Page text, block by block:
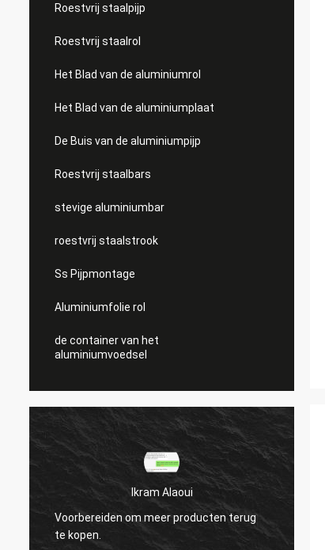
Roestvrij staalpijp
Roestvrij staalrol
Het Blad van de aluminiumrol
Het Blad van de aluminiumplaat
De Buis van de aluminiumpijp
Roestvrij staalbars
stevige aluminiumbar
roestvrij staalstrook
Ss Pijpmontage
Aluminiumfolie rol
de container van het
aluminiumvoedsel
Ikram Alaoui
Voorbereiden om meer producten terug
te kopen.